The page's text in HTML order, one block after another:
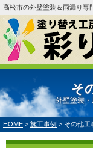
高松市の外壁塗装＆雨漏り専
そ
外壁塗装
HOME > 施工事例 > その他工